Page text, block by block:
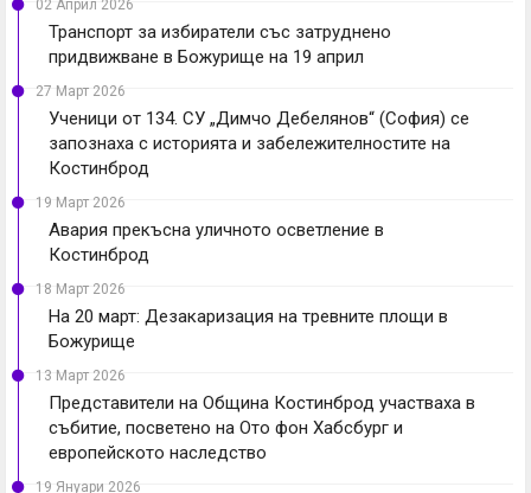
02 Април 2026
Транспорт за избиратели със затруднено
придвижване в Божурище на 19 април
27 Март 2026
Ученици от 134. СУ „Димчо Дебелянов“ (София) се
запознаха с историята и забележителностите на
Костинброд
19 Март 2026
Авария прекъсна уличното осветление в
Костинброд
18 Март 2026
На 20 март: Дезакаризация на тревните площи в
Божурище
13 Март 2026
Представители на Община Костинброд участваха в
събитие, посветено на Ото фон Хабсбург и
европейското наследство
19 Януари 2026